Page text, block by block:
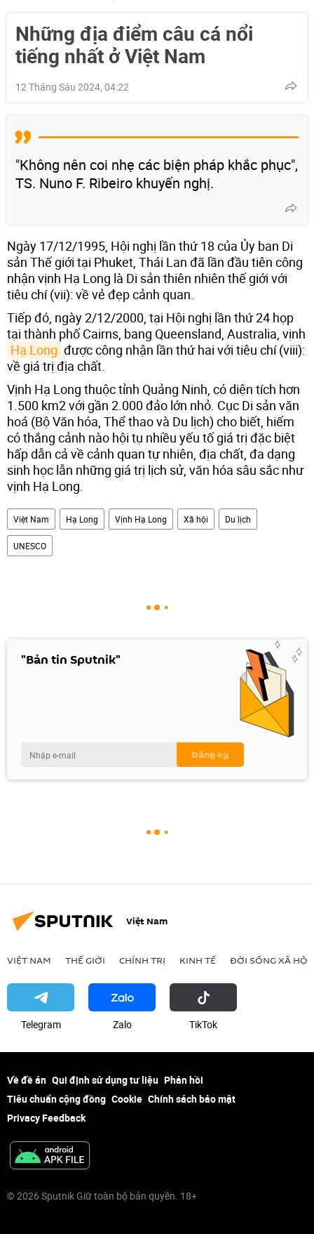
Những địa điểm câu cá nổi
tiếng nhất ở Việt Nam
12 Tháng Sáu 2024, 04:22
"Không nên coi nhẹ các biện pháp khắc phục",
TS. Nuno F. Ribeiro khuyến nghị.
Ngày 17/12/1995, Hội nghị lần thứ 18 của Ủy ban Di
sản Thế giới tại Phuket, Thái Lan đã lần đầu tiên công
nhận vịnh Hạ Long là Di sản thiên nhiên thế giới với
tiêu chí (vii): về vẻ đẹp cảnh quan.
Tiếp đó, ngày 2/12/2000, tại Hội nghị lần thứ 24 họp
tại thành phố Cairns, bang Queensland, Australia, vịnh
Hạ Long được công nhận lần thứ hai với tiêu chí (viii):
về giá trị địa chất.
Vịnh Hạ Long thuộc tỉnh Quảng Ninh, có diện tích hơn
1.500 km2 với gần 2.000 đảo lớn nhỏ. Cục Di sản văn
hoá (Bộ Văn hóa, Thể thao và Du lịch) cho biết, hiếm
có thắng cảnh nào hội tụ nhiều yếu tố giá trị đặc biệt
hấp dẫn cả về cảnh quan tự nhiên, địa chất, đa dạng
sinh học lẫn những giá trị lịch sử, văn hóa sâu sắc như
vịnh Hạ Long.
Việt Nam Hạ Long Vịnh Hạ Long Xã hội Du lịch
UNESCO
"Bản tin Sputnik"
Việt Nam
VIỆT NAM THẾ GIỚI CHÍNH TRỊ KINH TẾ ĐỜI SỐNG XÃ HỘI
Telegram Zalo ТikТоk
Về đề án Qui định sử dụng tư liệu Phản hồi
Tiêu chuẩn cộng đồng Cookie Chính sách bảo mật
Privacy Feedback
© 2026 Sputnik Giữ toàn bộ bản quyền. 18+